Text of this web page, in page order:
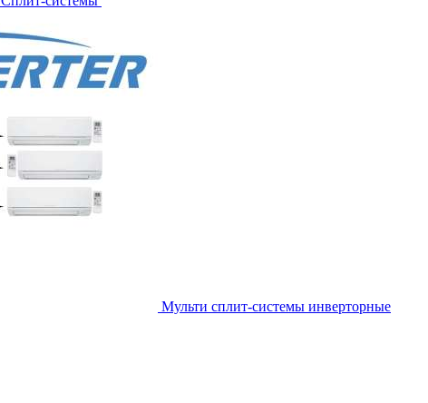
Мульти сплит-системы инверторные